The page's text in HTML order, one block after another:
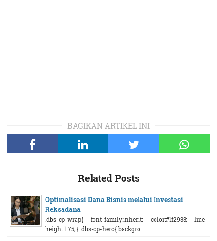
BAGIKAN ARTIKEL INI
Related Posts
Optimalisasi Dana Bisnis melalui Investasi
Reksadana
.dbs-cp-wrap{ font-family:inherit; color:#1f2933; line-
height:1.75; } .dbs-cp-hero{ backgro…